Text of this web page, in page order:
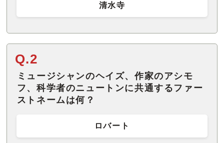
清水寺
Q.2
ミュージシャンのヘイズ、作家のアシモ
フ、科学者のニュートンに共通するファー
ストネームは何？
ロバート